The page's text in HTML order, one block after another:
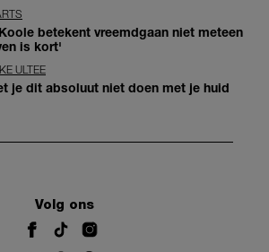
betekent vreemdgaan niet meteen
is kort'
ULTEE
je dit absoluut niet doen met je huid
Volg ons